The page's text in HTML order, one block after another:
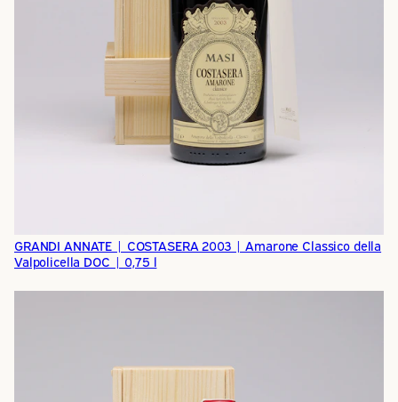
GRANDI ANNATE | COSTASERA 2003 | Amarone Classico della
Valpolicella DOC | 0,75 l